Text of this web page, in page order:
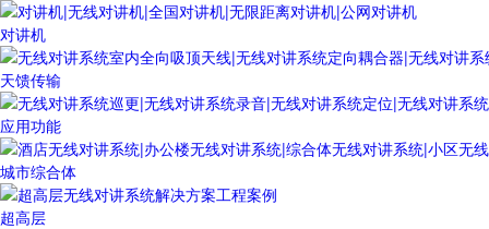
对讲机
天馈传输
应用功能
城市综合体
超高层